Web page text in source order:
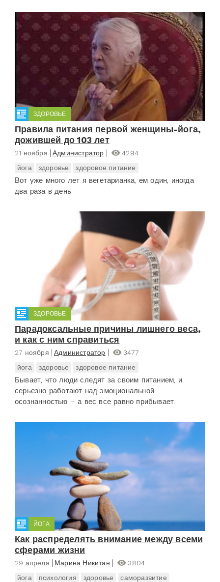
ЗДОРОВЬЕ
Правила питания первой женщины-йога,
дожившей до 103 лет
21 ноября Администратор
4294
йога
здоровье здоровое питание
Вот уже много лет я вегетарианка, ем один, иногда
два раза в день.
ЗДОРОВЬЕ
Парадоксальные причины лишнего веса,
и как с ним справиться
27 ноября Администратор
3477
йога
здоровье здоровое питание
Бывает, что люди следят за своим питанием, и
серьезно работают над эмоциональной
осознанностью – а вес все равно прибывает.
ЙОГА
Как распределять внимание между всеми
сферами жизни
29 апреля Марина Никитан
3804
йога
психология здоровье саморазвитие